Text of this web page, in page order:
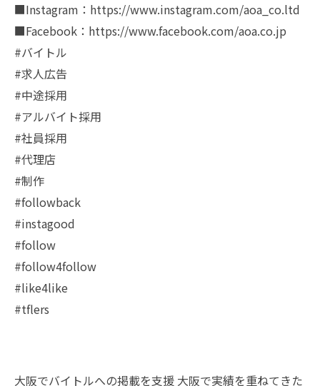
■Instagram：https://www.instagram.com/aoa_co.ltd
■Facebook：https://www.facebook.com/aoa.co.jp
#バイトル
#求人広告
#中途採用
#アルバイト採用
#社員採用
#代理店
#制作
#followback
#instagood
#follow
#follow4follow
#like4like
#tflers
大阪でバイトルへの掲載を支援 大阪で実績を重ねてきた